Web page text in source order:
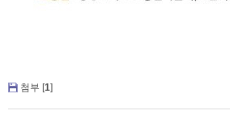
첨부 [1]